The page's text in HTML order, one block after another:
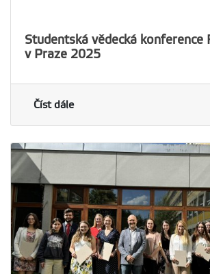
Studentská vědecká konference
v Praze 2025
Číst dále